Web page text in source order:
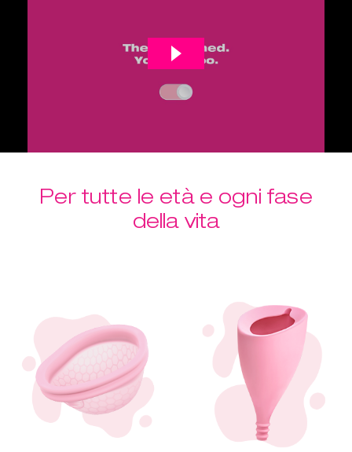
Per tutte le età e ogni fase
della vita